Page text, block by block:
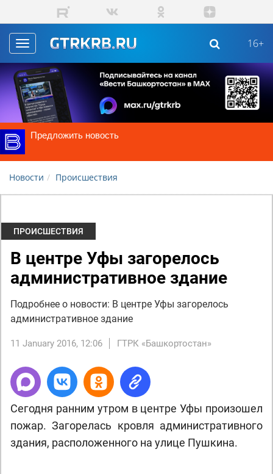
Skip to main content
Toggle
navigation
16+
Предложить новость
Новости Происшествия
ПРОИСШЕСТВИЯ
В центре Уфы загорелось
административное здание
Подробнее о новости: В центре Уфы загорелось
административное здание
11 January 2016, 12:06 ГТРК «Башкортостан»
Сегодня ранним утром в центре Уфы произошел
пожар. Загорелась кровля административного
здания, расположенного на улице Пушкина.